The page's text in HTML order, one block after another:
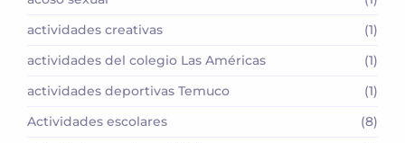
actividades creativas
(1)
actividades del colegio Las Américas
(1)
actividades deportivas Temuco
(1)
Actividades escolares
(8)